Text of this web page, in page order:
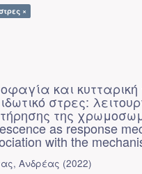
×
και
στρες:
της
as response
with the
Ανδρέας (2022)